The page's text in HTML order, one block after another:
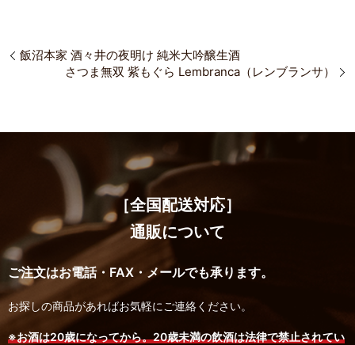
飯沼本家 酒々井の夜明け 純米大吟醸生酒
さつま無双 紫もぐら Lembranca（レンブランサ）
［全国配送対応］
通販について
ご注文はお電話・FAX・メールでも承ります。
お探しの商品があればお気軽にご連絡ください。
※お酒は20歳になってから。20歳未満の飲酒は法律で禁止されてい